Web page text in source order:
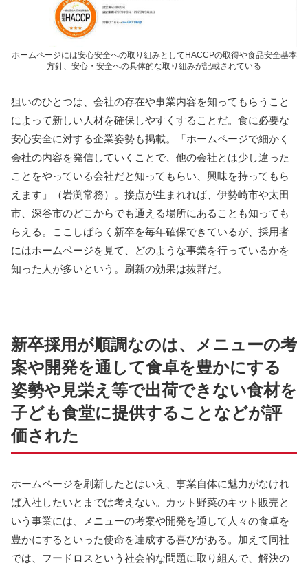
ホームページには安心安全への取り組みとしてHACCPの取得や食品安全基本
方針、安心・安全への具体的な取り組みが記載されている
狙いのひとつは、会社の存在や事業内容を知ってもらうこと
によって新しい人材を確保しやすくすることだ。食に必要な
安心安全に対する企業姿勢も掲載。「ホームページで細かく
会社の内容を発信していくことで、他の会社とは少し違った
ことをやっている会社だと知ってもらい、興味を持ってもら
えます」（岩渕常務）。接点が生まれれば、伊勢崎市や太田
市、深谷市のどこからでも通える場所にあることも知っても
らえる。ここしばらく新卒を毎年確保できているが、採用者
にはホームページを見て、どのような事業を行っているかを
知った人が多いという。刷新の効果は抜群だ。
新卒採用が順調なのは、メニューの考
案や開発を通して食卓を豊かにする
姿勢や見栄え等で出荷できない食材を
子ども食堂に提供することなどが評
価された
ホームページを刷新したとはいえ、事業自体に魅力がなけれ
ば入社したいとまでは考えない。カット野菜のキット販売と
いう事業には、メニューの考案や開発を通して人々の食卓を
豊かにするといった使命を達成する喜びがある。加えて同社
では、フードロスという社会的な問題に取り組んで、解決の